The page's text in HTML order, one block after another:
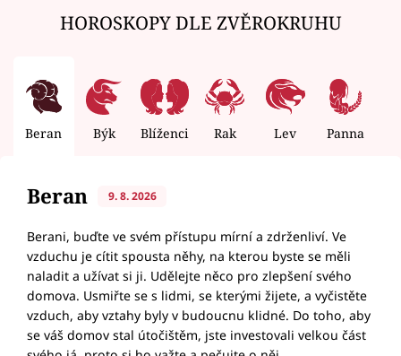
HOROSKOPY DLE ZVĚROKRUHU
Beran Býk Blíženci Rak Lev Panna
Beran 9. 8. 2026
Berani, buďte ve svém přístupu mírní a zdrženliví. Ve
vzduchu je cítit spousta něhy, na kterou byste se měli
naladit a užívat si ji. Udělejte něco pro zlepšení svého
domova. Usmiřte se s lidmi, se kterými žijete, a vyčistěte
vzduch, aby vztahy byly v budoucnu klidné. Do toho, aby
se váš domov stal útočištěm, jste investovali velkou část